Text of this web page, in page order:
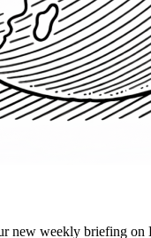
new weekly briefing on